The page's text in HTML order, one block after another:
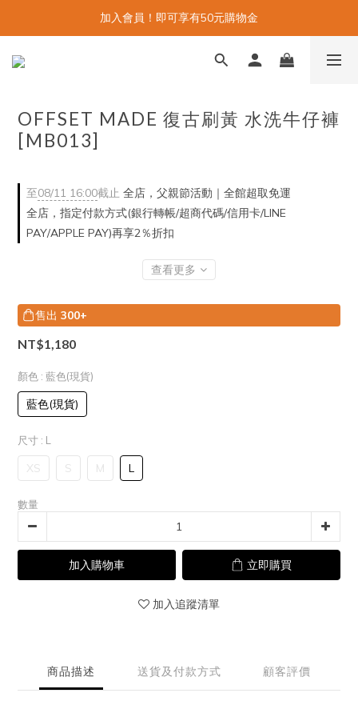
加入會員！即可享有50元購物金
OFFSET MADE 復古刷黃 水洗牛仔褲
[MB013]
至08/11 16:00截止 全店，父親節活動｜全館超取免運
全店，指定付款方式(銀行轉帳/超商代碼/信用卡/LINE
PAY/APPLE PAY)再享2％折扣
查看更多
售出 300+
NT$1,180
顏色 : 藍色(現貨)
藍色(現貨)
尺寸 : L
XS S M L
數量
加入購物車 立即購買
加入追蹤清單
商品描述 送貨及付款方式 顧客評價